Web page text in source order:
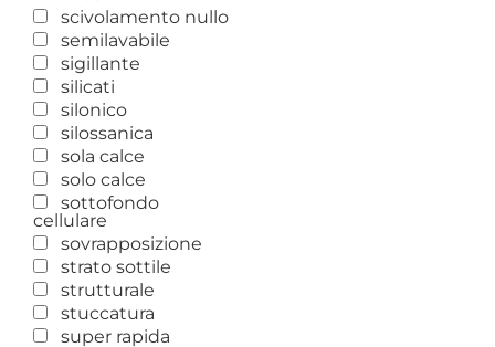
scivolamento nullo
semilavabile
sigillante
silicati
silonico
silossanica
sola calce
solo calce
sottofondo
cellulare
sovrapposizione
strato sottile
strutturale
stuccatura
super rapida